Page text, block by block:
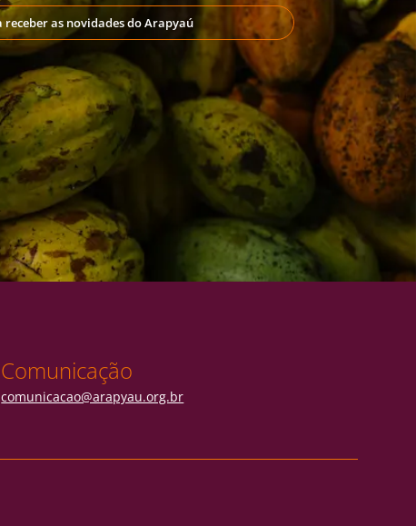
receber as novidades do Arapyaú
Comunicação
comunicacao@arapyau.org.br